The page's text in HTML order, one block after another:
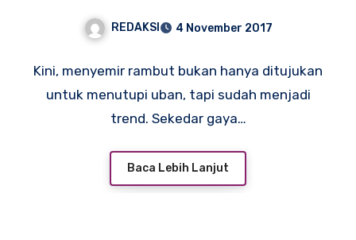
REDAKSI 4 November 2017
Kini, menyemir rambut bukan hanya ditujukan
untuk menutupi uban, tapi sudah menjadi
trend. Sekedar gaya…
Baca Lebih Lanjut